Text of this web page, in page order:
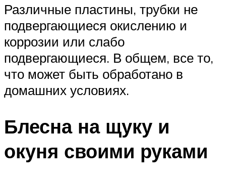
Различные пластины, трубки не
подвергающиеся окислению и
коррозии или слабо
подвергающиеся. В общем, все то,
что может быть обработано в
домашних условиях.
Блесна на щуку и
окуня своими руками